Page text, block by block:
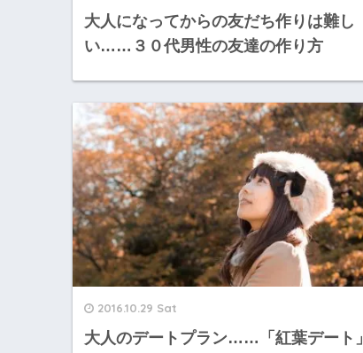
大人になってからの友だち作りは難し
い……３０代男性の友達の作り方
2016.10.29 Sat
大人のデートプラン……「紅葉デート」